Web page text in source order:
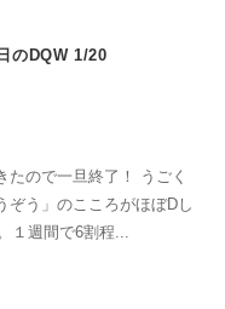
のDQW 1/20
ので一旦終了！ うごく
ぞう」のこころがほぼDし
１週間で6割程...